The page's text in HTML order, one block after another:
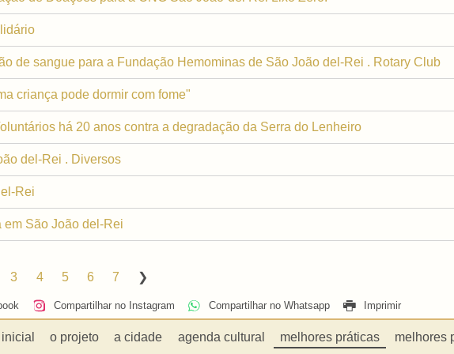
de sangue para a Fundação Hemominas de São João del-Rei . Rotary Club
criança pode dormir com fome"
há 20 anos contra a degradação da Serra do Lenheiro
del-Rei . Diversos
Rei
em São João del-Rei
3 4 5 6 7
Compartilhar no Instagram Compartilhar no Whatsapp Imprimir
o projeto a cidade agenda cultural melhores práticas melhores